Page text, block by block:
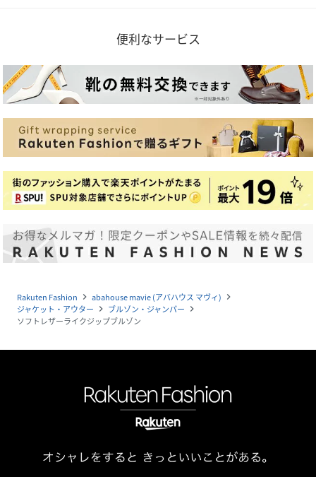
便利なサービス
Rakuten Fashion navigate_next abahouse mavie (アバハウス マヴィ) navigate_next
ジャケット・アウター navigate_next ブルゾン・ジャンパー navigate_next
ソフトレザーライクジップブルゾン